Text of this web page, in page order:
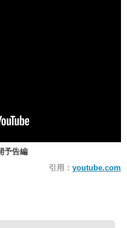
予告編
引用： youtube.com